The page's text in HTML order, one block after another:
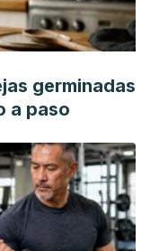
germinadas
a paso